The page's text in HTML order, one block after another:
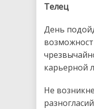
Телец
День
карьерной
Не